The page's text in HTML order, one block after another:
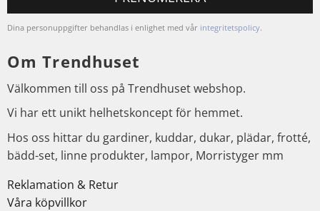
Dina personuppgifter behandlas i enlighet med vår integritetspolicy.
Om Trendhuset
Välkommen till oss på Trendhuset webshop.
Vi har ett unikt helhetskoncept för hemmet.
Hos oss hittar du gardiner, kuddar, dukar, plädar, frotté,
bädd-set, linne produkter, lampor, Morristyger mm
Reklamation & Retur
Våra köpvillkor